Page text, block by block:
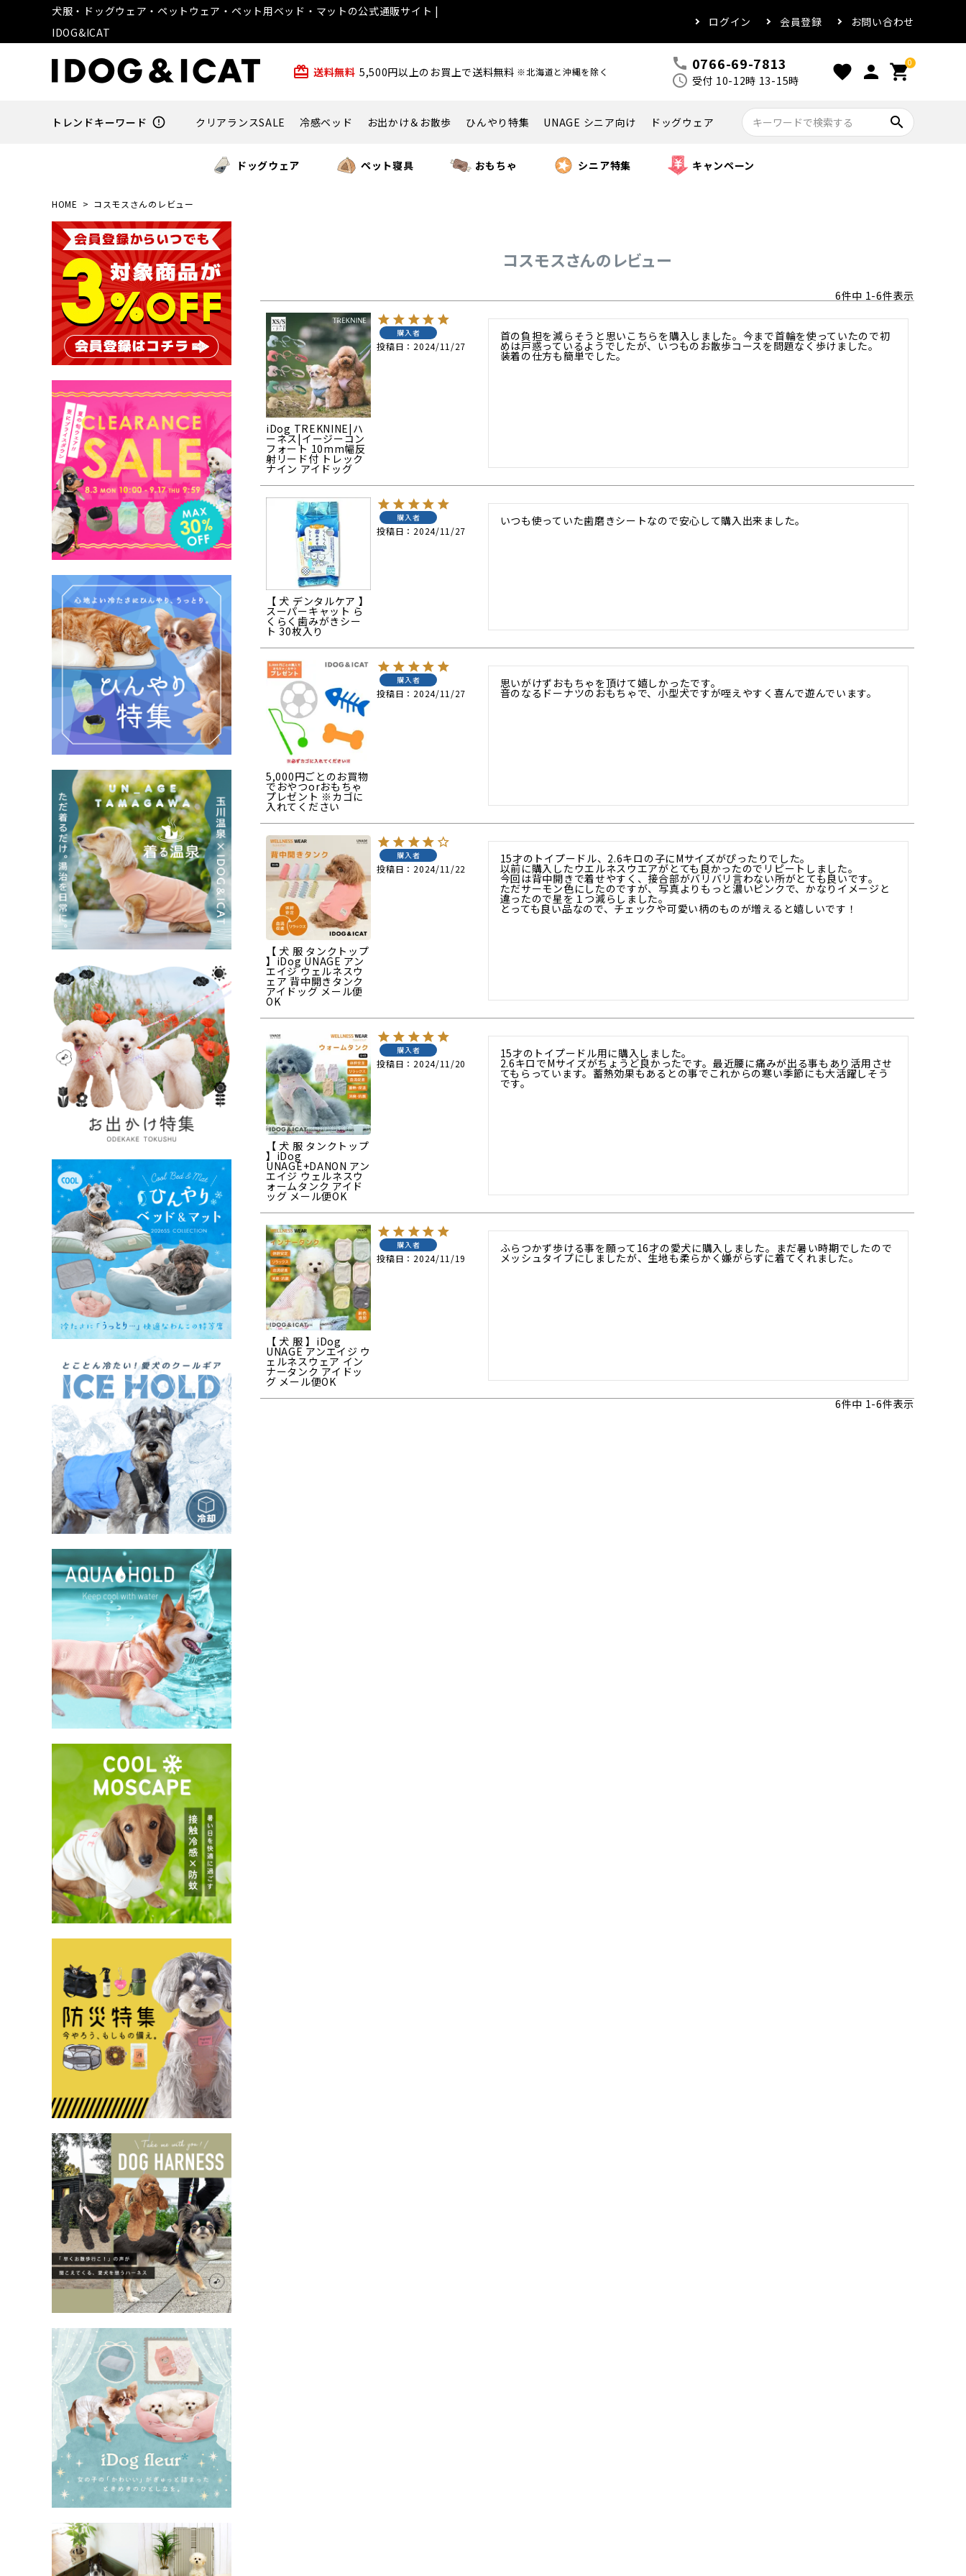
犬服・ドッグウェア・ペットウェア・ペット用ベッド・マットの公式通販サイト |
IDOG&ICAT
ログイン 会員登録 お問い合わせ
card_giftcard 送料無料 5,500円以上のお買上で送料無料 ※北海道と沖縄を除く call 0766-69-7813
schedule 受付 10-12時 13-15時 favorite person 0
shopping_cart
トレンドキーワード error_outline クリアランスSALE 冷感ベッド お出かけ＆お散歩 ひんやり特集 UNAGE シニア向け ドッグウェア search
ドッグウェア ペット寝具 おもちゃ シニア特集 キャンペーン
HOME コスモスさんのレビュー
コスモスさんのレビュー
6件中 1-6件表示
iDog TREKNINE|ハ
ーネス|イージーコン
フォート 10mm幅反
射リード付 トレック
ナイン アイドッグ
購入者
投稿日 2024/11/27
首の負担を減らそうと思いこちらを購入しました。今まで首輪を使っていたので初
めは戸惑っているようでしたが、いつものお散歩コースを問題なく歩けました。
装着の仕方も簡単でした。
【 犬 デンタルケア 】
スーパーキャット ら
くらく歯みがきシー
ト 30枚入り
購入者
投稿日 2024/11/27
いつも使っていた歯磨きシートなので安心して購入出来ました。
5,000円ごとのお買物
でおやつorおもちゃ
プレゼント ※カゴに
入れてください
購入者
投稿日 2024/11/27
思いがけずおもちゃを頂けて嬉しかったです。
音のなるドーナツのおもちゃで、小型犬ですが咥えやすく喜んで遊んでいます。
【 犬 服 タンクトップ
】iDog UNAGE アン
エイジ ウェルネスウ
ェア 背中開きタンク
アイドッグ メール便
OK
購入者
投稿日 2024/11/22
15才のトイプードル、2.6キロの子にMサイズがぴったりでした。
以前に購入したウエルネスウエアがとても良かったのでリピートしました。
今回は背中開きで着せやすく、接合部がバリバリ言わない所がとても良いです。
ただサーモン色にしたのですが、写真よりもっと濃いピンクで、かなりイメージと
違ったので星を１つ減らしました。
【 犬 服 タンクトップ
】iDog
UNAGE+DANON アン
エイジ ウェルネスウ
ォームタンク アイド
ッグ メール便OK
購入者
投稿日 2024/11/20
15才のトイプードル用に購入しました。
2.6キロでMサイズがちょうど良かったです。最近腰に痛みが出る事もあり活用させ
てもらっています。蓄熱効果もあるとの事でこれからの寒い季節にも大活躍しそう
です。
【 犬 服 】iDog
UNAGE アンエイジ ウ
ェルネスウェア イン
ナータンク アイドッ
グ メール便OK
購入者
投稿日 2024/11/19
ふらつかず歩ける事を願って16才の愛犬に購入しました。まだ暑い時期でしたので
メッシュタイプにしましたが、生地も柔らかく嫌がらずに着てくれました。
6件中1-6件表示